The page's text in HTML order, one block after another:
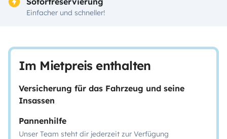
Einfacher und schneller!
Im Mietpreis enthalten
Versicherung für das Fahrzeug und seine
Insassen
Pannenhilfe
Unser Team steht dir jederzeit zur Verfügung